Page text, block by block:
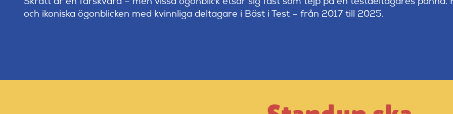
och ikoniska ögonblicken med kvinnliga deltagare i Bäst i Test – från 2017 till 2025.